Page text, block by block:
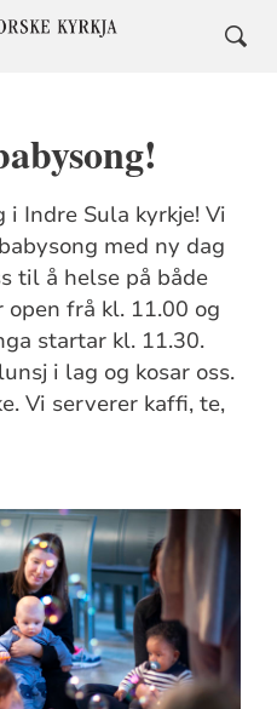
Indre Sula kyrkje! Vi
med ny dag
til å helse på både
open frå kl. 11.00 og
startar kl. 11.30.
i lag og kosar oss.
Vi serverer kaffi, te,